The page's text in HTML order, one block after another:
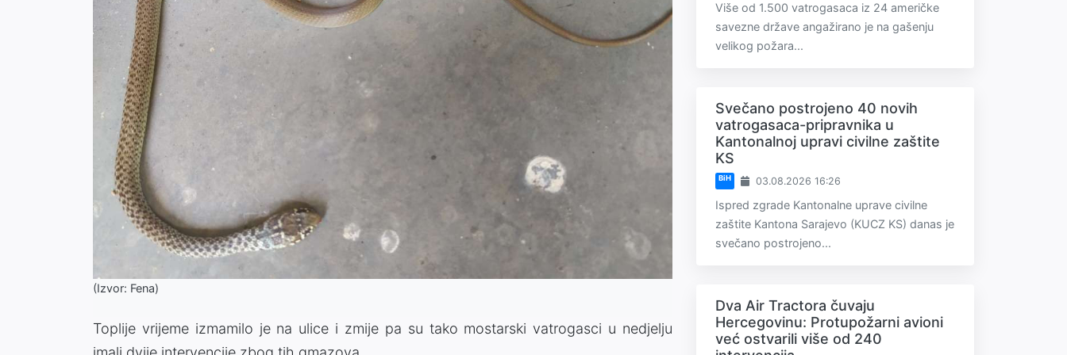
(Izvor: Fena)
Toplije vrijeme izmamilo je na ulice i zmije pa su tako mostarski vatrogasci u nedjelju
Više od 1.500 vatrogasaca iz 24 američke
savezne države angažirano je na gašenju
velikog požara...
Svečano postrojeno 40 novih
vatrogasaca-pripravnika u
Kantonalnoj upravi civilne zaštite
KS
BiH 03.08.2026 16:26
Ispred zgrade Kantonalne uprave civilne
zaštite Kantona Sarajevo (KUCZ KS) danas je
svečano postrojeno...
Dva Air Tractora čuvaju
Hercegovinu: Protupožarni avioni
već ostvarili više od 240